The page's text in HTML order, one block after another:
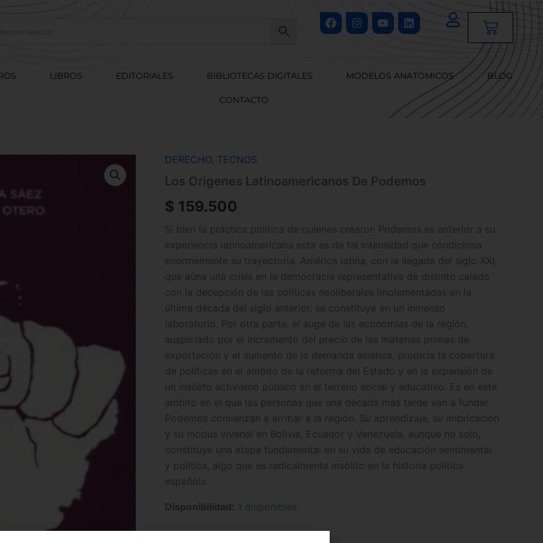
FacebookInstagram
YoutubeLinkedin
Cart
LIBROS EDITORIALES BIBLIOTECAS DIGITALES MODELOS ANATÓMICOS BLOG
CONTACTO
DERECHO, TECNOS
Los Origenes Latinoamericanos De Podemos
$ 159.500
Si bien la práctica política de quienes crearon Podemos es anterior a su
experiencia latinoamericana esta es de tal intensidad que condiciona
enormemente su trayectoria. América latina, con la llegada del siglo XXI,
que aúna una crisis en la democracia representativa de distinto calado
con la decepción de las políticas neoliberales implementadas en la
última década del siglo anterior, se constituye en un inmenso
laboratorio. Por otra parte, el auge de las economías de la región,
auspiciado por el incremento del precio de las materias primas de
exportación y el aumento de la demanda asiática, propicia la cobertura
de políticas en el ámbito de la reforma del Estado y en la expansión de
un insólito activismo público en el terreno social y educativo. Es en este
ámbito en el que las personas que una década más tarde van a fundar
Podemos comienzan a arribar a la región. Su aprendizaje, su imbricación
y su modus vivendi en Bolivia, Ecuador y Venezuela, aunque no solo,
constituye una etapa fundamental en su vida de educación sentimental
y política, algo que es radicalmente insólito en la historia política
española.
Disponibilidad: 1 disponibles
Los
Latinoamericanos
Podemos